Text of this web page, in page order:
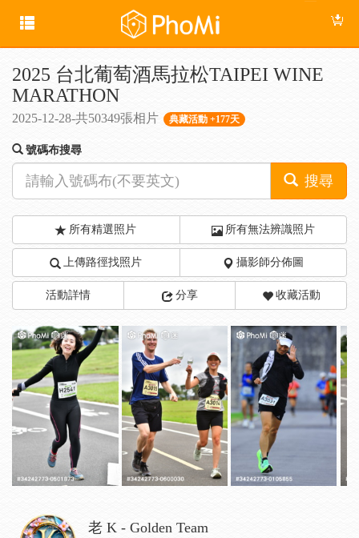
2025 台北葡萄酒馬拉松TAIPEI WINE
MARATHON
2025-12-28-共50349張相片 典藏活動 +177天
號碼布搜尋
搜尋
所有精選照片 所有無法辨識照片
上傳路徑找照片 攝影師分佈圖
活動詳情 分享 收藏活動
老 K - Golden Team